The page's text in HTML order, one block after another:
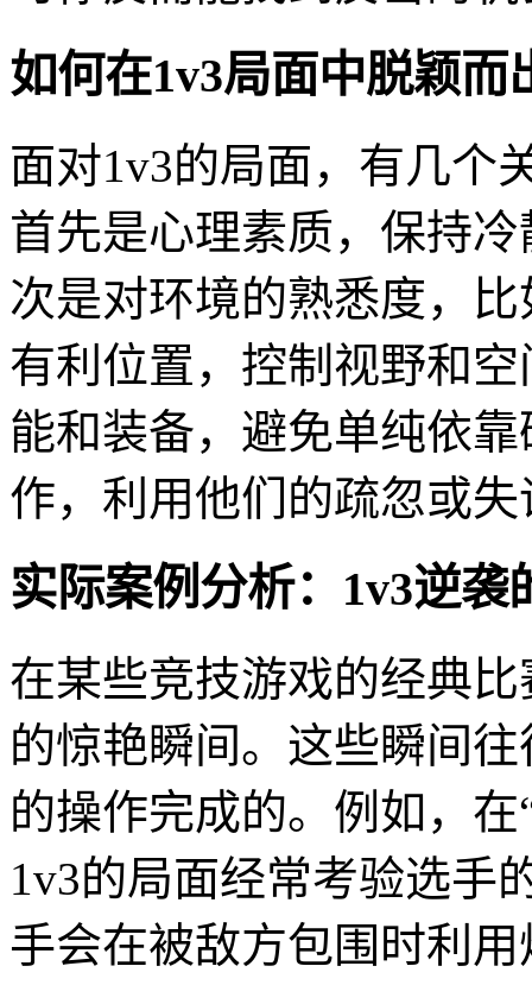
如何在1v3局面中脱颖而
面对1v3的局面，有几个
首先是心理素质，保持
次是对环境的熟悉度，
有利位置，控制视野和
能和装备，避免单纯依
作，利用他们的疏忽或
实际案例分析：1v3逆袭
在某些竞技游戏的经典
的惊艳瞬间。这些瞬间
的操作完成的。例如，在
1v3的局面经常考验选手
手会在被敌方包围时利